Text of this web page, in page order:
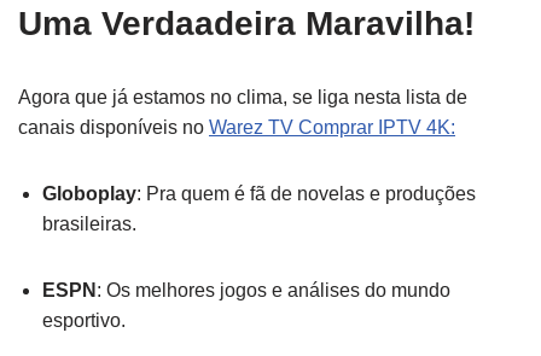
Uma Verdaadeira Maravilha!
Agora que já estamos no clima, se liga nesta lista de
canais disponíveis no Warez TV Comprar IPTV 4K:
Globoplay: Pra quem é fã de novelas e produções
brasileiras.
ESPN : Os melhores jogos e análises do mundo
esportivo.